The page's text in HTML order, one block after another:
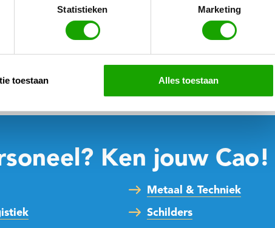
Statistieken Marketing
toestaan Alles toestaan
Ken jouw Cao!
Metaal & Techniek
Schilders